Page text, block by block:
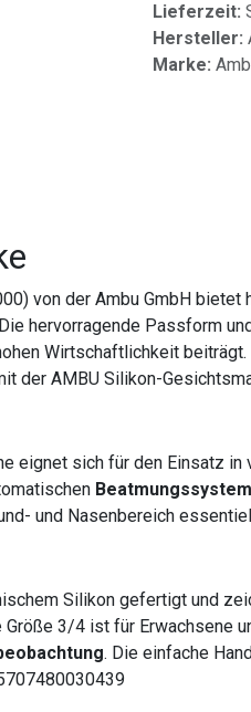
Lieferzeit:
Hersteller:
Marke:
von der Ambu GmbH
hervorragende Passform
Wirtschaftlichkeit beiträgt.
der AMBU Silikon-
sich für den Einsatz
und Nasenbereich
Silikon gefertigt und
3/4 ist für Erwachsene
. Die einfache